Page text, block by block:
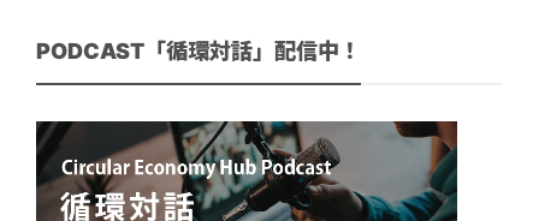
PODCAST「循環対話」配信中！